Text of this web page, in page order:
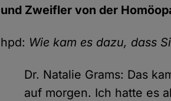
und Zweifler von der
hpd: Wie kam es dazu, dass
Dr. Natalie Grams: Das
auf morgen. Ich hatte es